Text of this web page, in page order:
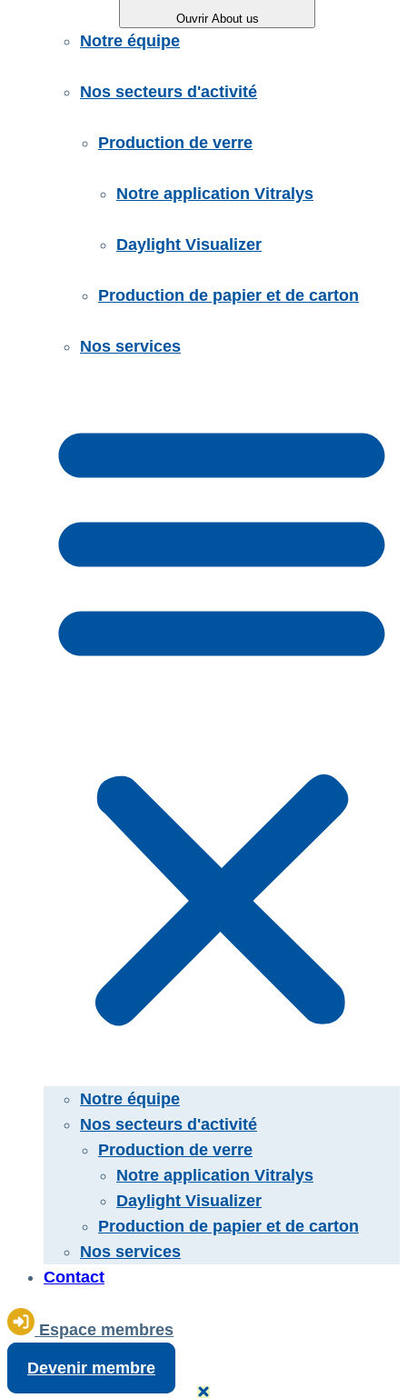
Ouvrir About us
Notre équipe
Nos secteurs d'activité
Production de verre
Notre application Vitralys
Daylight Visualizer
Production de papier et de carton
Nos services
Notre équipe
Nos secteurs d'activité
Production de verre
Notre application Vitralys
Daylight Visualizer
Production de papier et de carton
Nos services
Contact
Espace membres
Devenir membre